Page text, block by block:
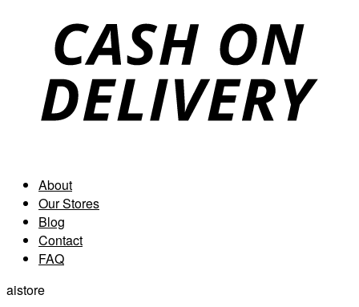
About
Our Stores
Blog
Contact
FAQ
aistore